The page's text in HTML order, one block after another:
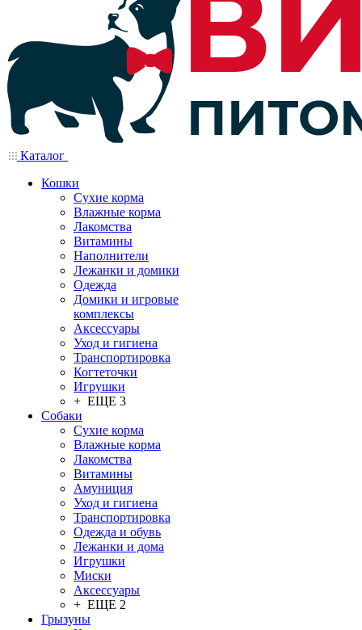
Каталог
Кошки
Сухие корма
Влажные корма
Лакомства
Витамины
Наполнители
Лежанки и домики
Одежда
Домики и игровые
комплексы
Аксессуары
Уход и гигиена
Транспортировка
Когтеточки
Игрушки
+ ЕЩЕ 3
Собаки
Сухие корма
Влажные корма
Лакомства
Витамины
Амуниция
Уход и гигиена
Транспортировка
Одежда и обувь
Лежанки и дома
Игрушки
Миски
Аксессуары
+ ЕЩЕ 2
Грызуны